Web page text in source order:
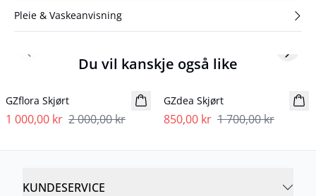
Pleie & Vaskeanvisning
Du vil kanskje også like
GZflora Skjørt
1 000,00 kr 2 000,00 kr
- 50%
GZdea Skjørt
850,00 kr 1 700,00 kr
Previous slide Next
KUNDESERVICE